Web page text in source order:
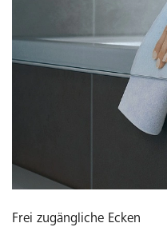
Frei zugängliche Ecken